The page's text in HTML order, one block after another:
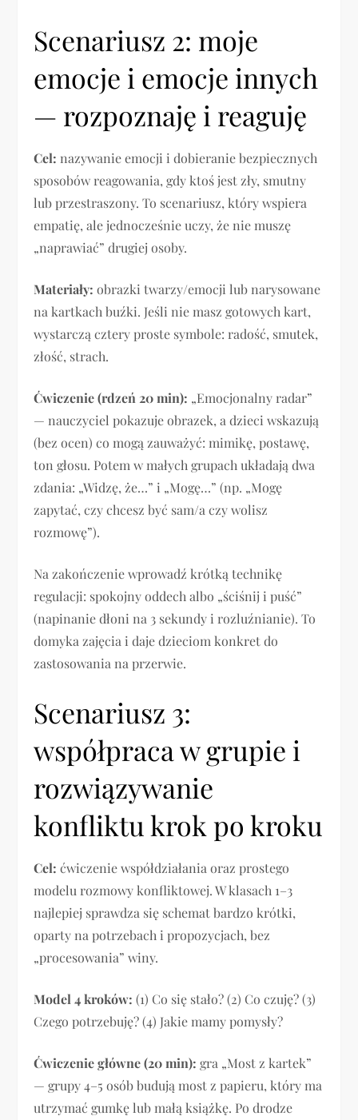
Scenariusz 2: moje
emocje i emocje innych
— rozpoznaję i reaguję
Cel: nazywanie emocji i dobieranie bezpiecznych
sposobów reagowania, gdy ktoś jest zły, smutny
lub przestraszony. To scenariusz, który wspiera
empatię, ale jednocześnie uczy, że nie muszę
„naprawiać” drugiej osoby.
Materiały: obrazki twarzy/emocji lub narysowane
na kartkach buźki. Jeśli nie masz gotowych kart,
wystarczą cztery proste symbole: radość, smutek,
złość, strach.
Ćwiczenie (rdzeń 20 min): „Emocjonalny radar”
— nauczyciel pokazuje obrazek, a dzieci wskazują
(bez ocen) co mogą zauważyć: mimikę, postawę,
ton głosu. Potem w małych grupach układają dwa
zdania: „Widzę, że…” i „Mogę…” (np. „Mogę
zapytać, czy chcesz być sam/a czy wolisz
rozmowę”).
Na zakończenie wprowadź krótką technikę
regulacji: spokojny oddech albo „ściśnij i puść”
(napinanie dłoni na 3 sekundy i rozluźnianie). To
domyka zajęcia i daje dzieciom konkret do
zastosowania na przerwie.
Scenariusz 3:
współpraca w grupie i
rozwiązywanie
konfliktu krok po kroku
Cel: ćwiczenie współdziałania oraz prostego
modelu rozmowy konfliktowej. W klasach 1–3
najlepiej sprawdza się schemat bardzo krótki,
oparty na potrzebach i propozycjach, bez
„procesowania” winy.
Model 4 kroków: (1) Co się stało? (2) Co czuję? (3)
Czego potrzebuję? (4) Jakie mamy pomysły?
Ćwiczenie główne (20 min): gra „Most z kartek”
— grupy 4–5 osób budują most z papieru, który ma
utrzymać gumkę lub małą książkę. Po drodze